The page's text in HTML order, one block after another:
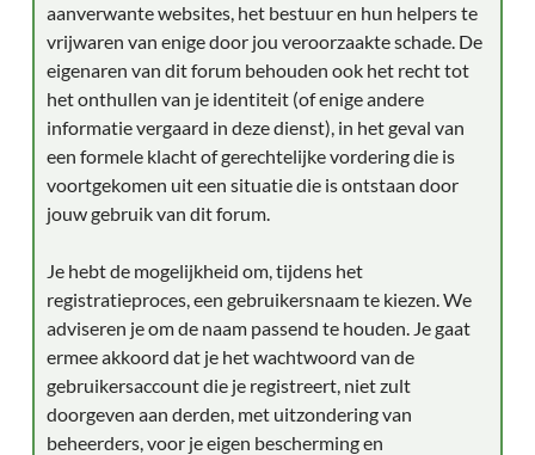
aanverwante websites, het bestuur en hun helpers te
vrijwaren van enige door jou veroorzaakte schade. De
eigenaren van dit forum behouden ook het recht tot
het onthullen van je identiteit (of enige andere
informatie vergaard in deze dienst), in het geval van
een formele klacht of gerechtelijke vordering die is
voortgekomen uit een situatie die is ontstaan door
jouw gebruik van dit forum.
Je hebt de mogelijkheid om, tijdens het
registratieproces, een gebruikersnaam te kiezen. We
adviseren je om de naam passend te houden. Je gaat
ermee akkoord dat je het wachtwoord van de
gebruikersaccount die je registreert, niet zult
doorgeven aan derden, met uitzondering van
beheerders, voor je eigen bescherming en